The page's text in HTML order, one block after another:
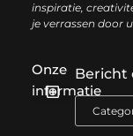
inspiratie,
je verrassen door
Onze
informatie
Bericht